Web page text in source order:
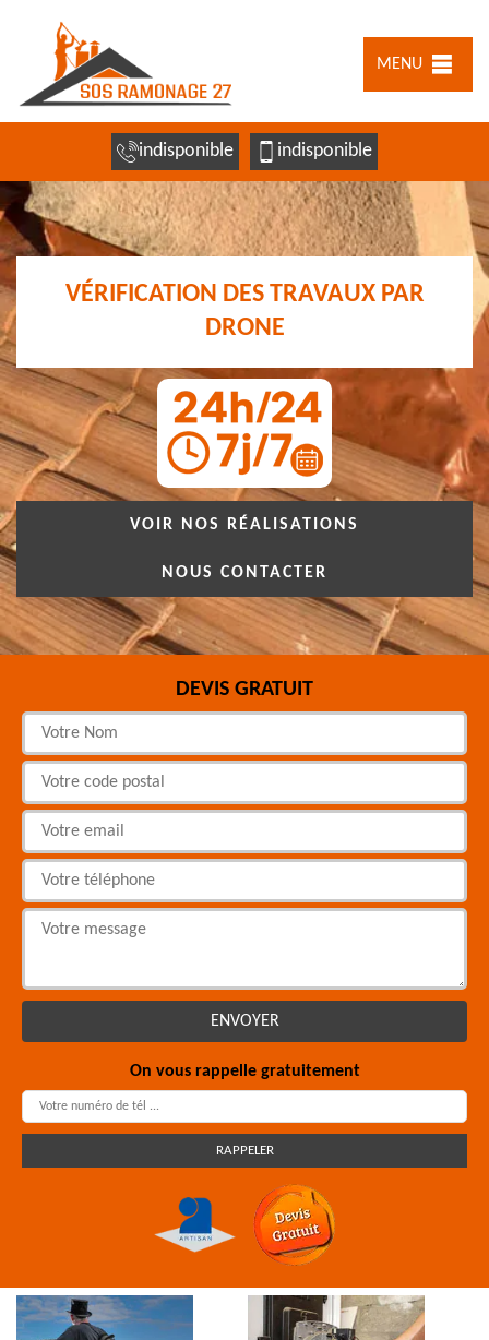
MENU
indisponible indisponible
VÉRIFICATION DES TRAVAUX PAR
DRONE
VOIR NOS RÉALISATIONS
NOUS CONTACTER
DEVIS GRATUIT
On vous rappelle gratuitement